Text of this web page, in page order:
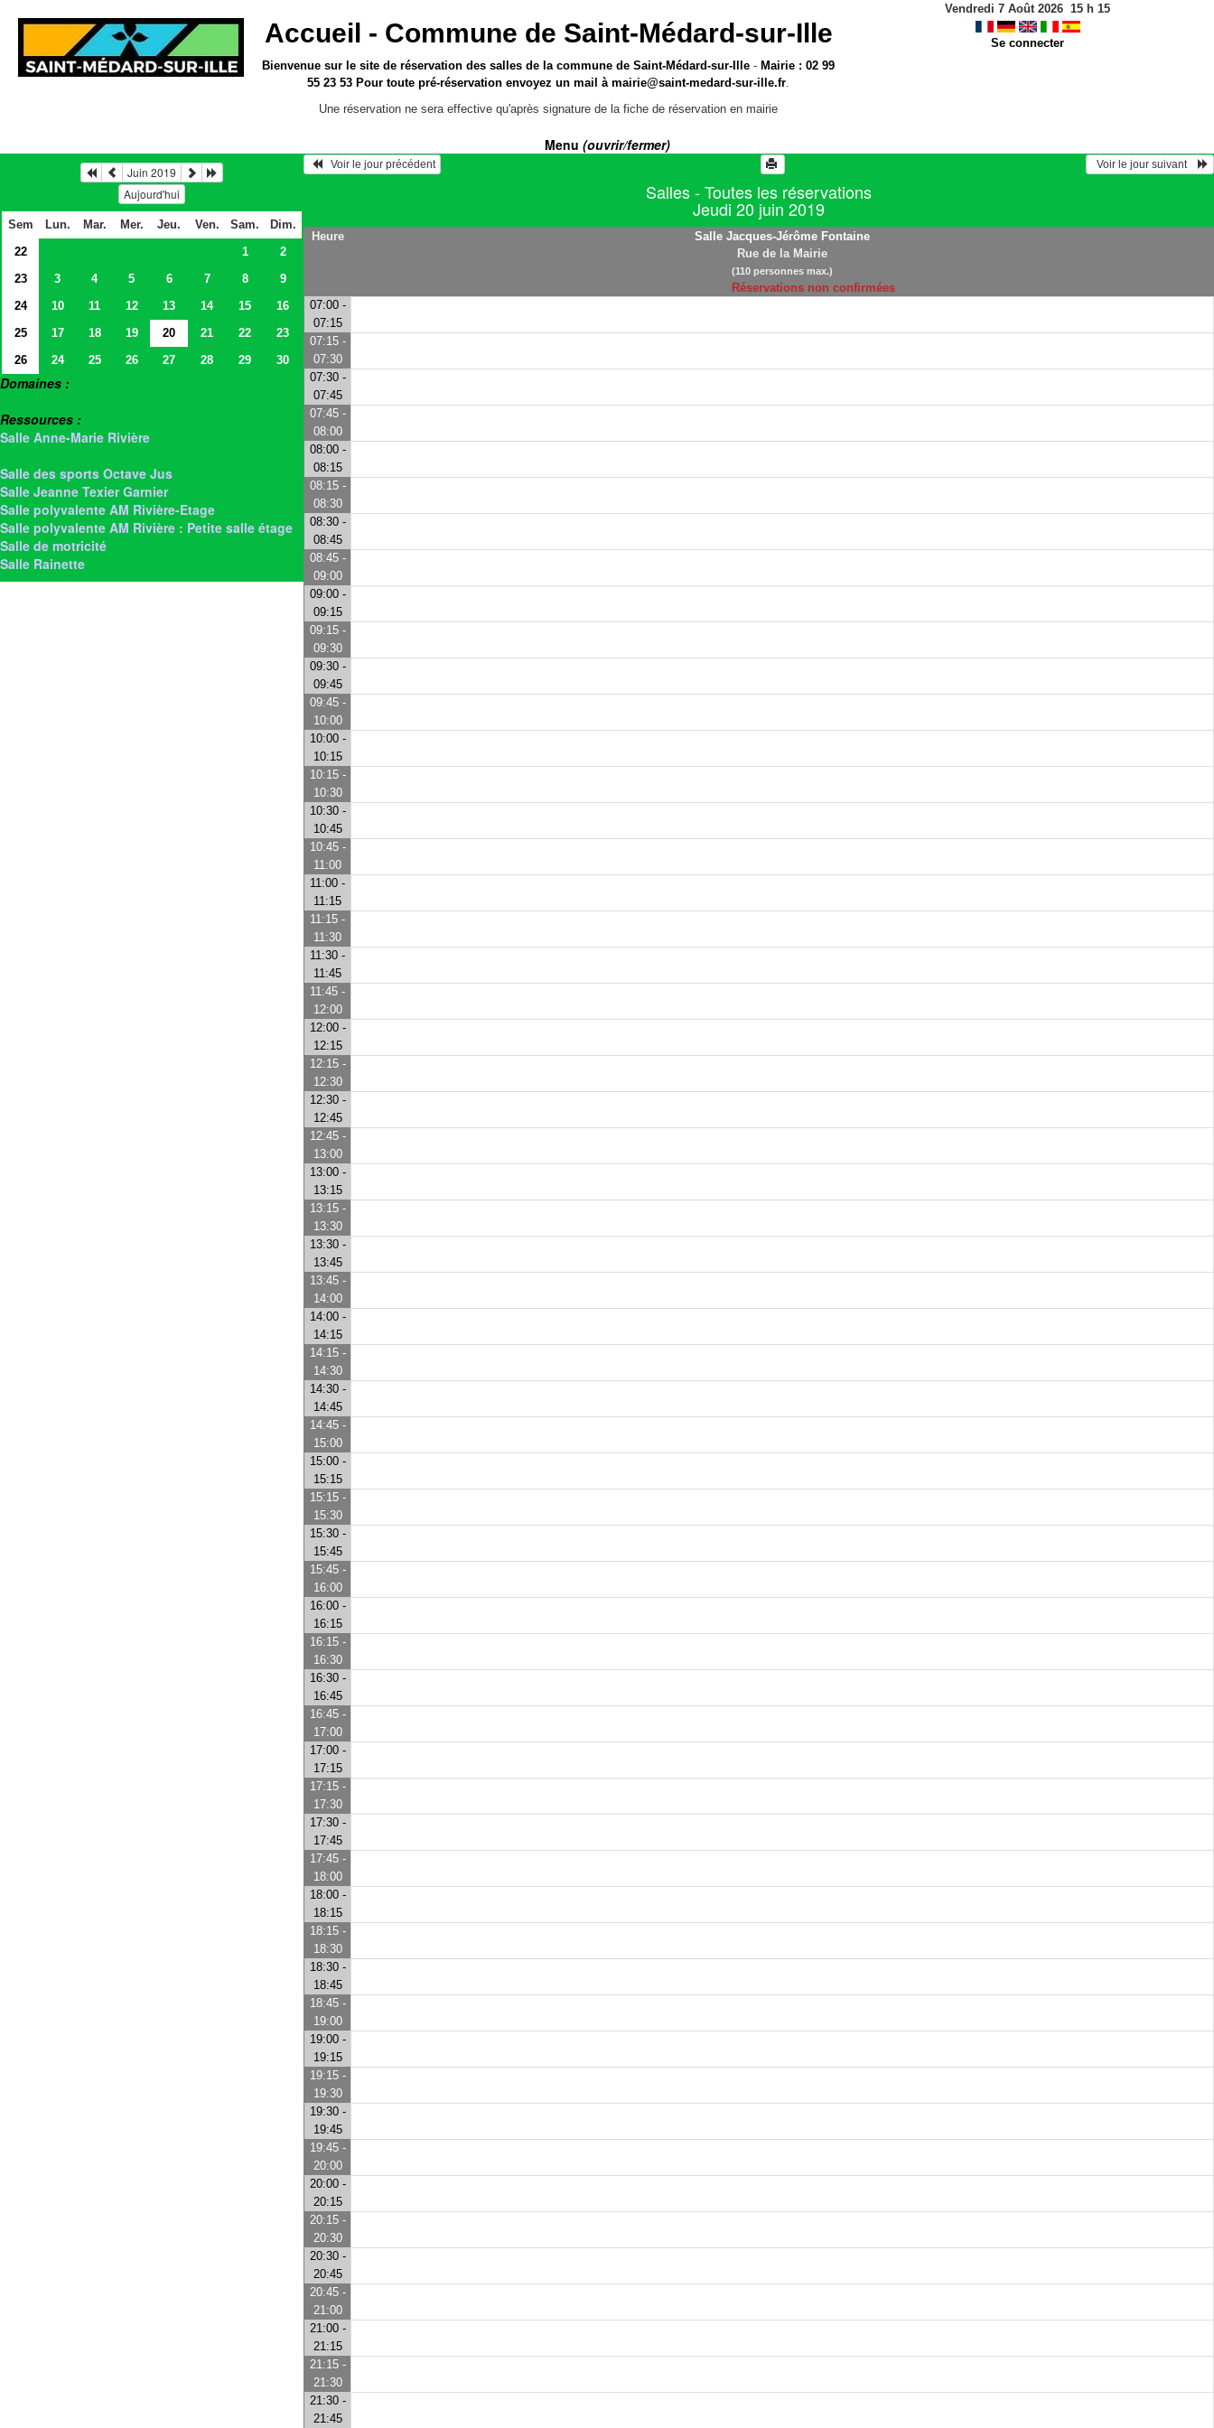
Accueil - Commune de Saint-Médard-sur-Ille
Bienvenue sur le sitede réservation des salles de la commune de Saint-Médard-sur-Ille - Mairie : 02 99
55 23 53 Pour toute pré-réservation envoyez un mail àmairie@saint-medard-sur-ille.fr.
Une réservation ne sera effective qu'après signature de la fiche de réservation en mairie
Vendredi 7 Août 2026 15 h 15
Se connecter
Menu (ouvrir/fermer)
Juin 2019
Aujourd'hui
Sem Lun. Mar. Mer. Jeu. Ven. Sam.
Dim.
22
1
2
23
3 4 5 6 7 8
9
24
10 11 12 13 14 15
16
25
17 18 19 20 21 22
23
26
24 25 26 27 28 29 30
Domaines :
Ressources :
Salle Anne-Marie Rivière
Salle des sports Octave Jus
Salle Jeanne Texier Garnier
Salle polyvalente AM Rivière-Etage
Salle polyvalente AM Rivière : Petite salle étage
Salle de motricité
Salle Rainette
   Voir le jour précédent
  Voir le jour suivant
Salles - Toutes les réservations
Jeudi 20 juin 2019
Heure
Salle Jacques-Jérôme Fontaine
Rue de la Mairie
(110 personnes max.)
Réservations non confirmées
07:00 -
07:15
07:15 -
07:30
07:30 -
07:45
07:45 -
08:00
08:00 -
08:15
08:15 -
08:30
08:30 -
08:45
08:45 -
09:00
09:00 -
09:15
09:15 -
09:30
09:30 -
09:45
09:45 -
10:00
10:00 -
10:15
10:15 -
10:30
10:30 -
10:45
10:45 -
11:00
11:00 -
11:15
11:15 -
11:30
11:30 -
11:45
11:45 -
12:00
12:00 -
12:15
12:15 -
12:30
12:30 -
12:45
12:45 -
13:00
13:00 -
13:15
13:15 -
13:30
13:30 -
13:45
13:45 -
14:00
14:00 -
14:15
14:15 -
14:30
14:30 -
14:45
14:45 -
15:00
15:00 -
15:15
15:15 -
15:30
15:30 -
15:45
15:45 -
16:00
16:00 -
16:15
16:15 -
16:30
16:30 -
16:45
16:45 -
17:00
17:00 -
17:15
17:15 -
17:30
17:30 -
17:45
17:45 -
18:00
18:00 -
18:15
18:15 -
18:30
18:30 -
18:45
18:45 -
19:00
19:00 -
19:15
19:15 -
19:30
19:30 -
19:45
19:45 -
20:00
20:00 -
20:15
20:15 -
20:30
20:30 -
20:45
20:45 -
21:00
21:00 -
21:15
21:15 -
21:30
21:30 -
21:45